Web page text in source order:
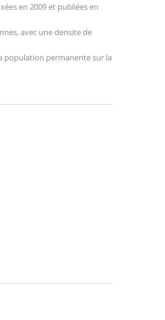
en 2009 et publiées en
avec une densite de
population permanente sur la